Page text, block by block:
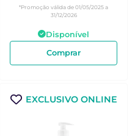
*Promoção válida de 01/05/2025 a
31/12/2026
Disponível
Comprar
EXCLUSIVO ONLINE